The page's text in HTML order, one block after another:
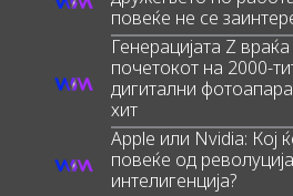
повеќе не се
Генерацијата Z
почетокот на 2000-
дигитални
хит
Apple или Nvidia: Кој
повеќе од
интелигенција?